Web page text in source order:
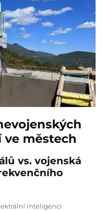
městech
vs. vojenská
inteligenci